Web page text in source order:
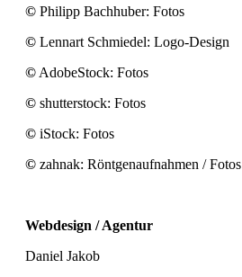
© Philipp Bachhuber: Fotos
© Lennart Schmiedel: Logo-Design
©AdobeStock: Fotos
© shutterstock: Fotos
© iStock: Fotos
© zahnak: Röntgenaufnahmen / Fotos
Webdesign / Agentur
Daniel Jakob